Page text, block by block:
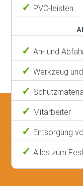
PVC-leisten
An- und
Werkzeug
Mitarbeiter
Entsorgung
Alles zum